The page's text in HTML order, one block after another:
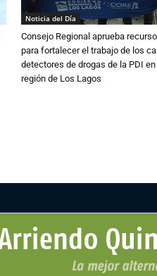
Noticia del Día
Consejo Regional aprueba
para fortalecer el trabajo de los
detectores de drogas de la PDI
región de Los Lagos